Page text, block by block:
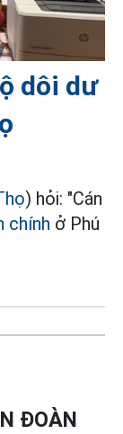
dôi dư
) hỏi: "Cán
chính ở Phú
ĐOÀN